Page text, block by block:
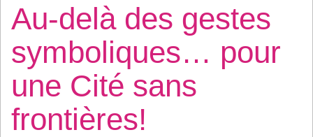
Au-delà des gestes
symboliques… pour
une Cité sans
frontières!